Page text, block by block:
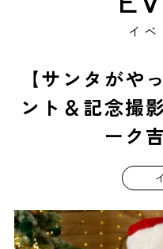
イ
【サンタがや
ント＆記念撮
ーク